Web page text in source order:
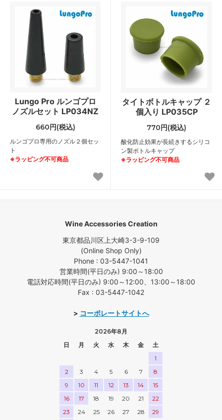
Lungo Pro ルンゴプロ
ノズルセット LP034NZ
660円(税込)
ルンゴプロ専用のノズル２個セッ
ト
※ラッピング不可商品
タイトボトルキャップ ２
個入り LP035CP
770円(税込)
酸化防止効果が長続きするシリコ
ン製ボトルキャップ
※ラッピング不可商品
Wine Accessories Creation
東京都品川区上大崎3-3-9-109
(Online Shop Only)
Phone : 03-5447-1041
営業時間(平日のみ) 9:00～18:00
電話対応時間(平日のみ) 9:00～12:00、13:00～18:00
Fax : 03-5447-1042
> コーポレートサイトへ
2026年8月
日
月 火 水 木 金
土
1
2
3 4 5 6 7
8
9
10 11 12 13 14
15
16
17 18 19 20 21
22
23
24 25 26 27 28
29